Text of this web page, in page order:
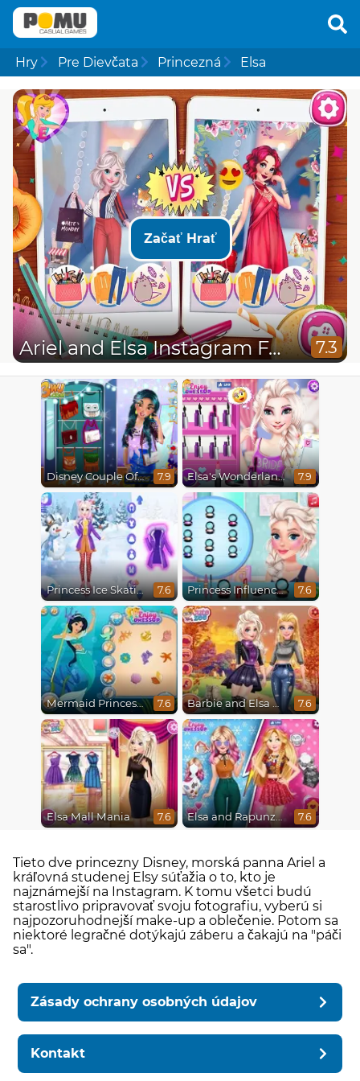
Hry Pre Dievčata Princezná Elsa
Začať Hrať
Ariel and Elsa Instagram Famous 7.3
Disney Couple Of The Year 7.9 Elsa's Wonderland Wedding 7.9
Princess Ice Skating Adventure 7.6 Princess Influencer Winter Wonderland 7.6
Mermaid Princesses 7.6 Barbie and Elsa Autumn Patterns 7.6
Elsa Mall Mania 7.6 Elsa and Rapunzel Princess Rivalry 7.6
Tieto dve princezny Disney, morská panna Ariel a
kráľovná studenej Elsy súťažia o to, kto je
najznámejší na Instagram. K tomu všetci budú
starostlivo pripravovať svoju fotografiu, vyberú si
najpozoruhodnejší make-up a oblečenie. Potom sa
niektoré legračné dotýkajú záberu a čakajú na "páči
sa".
Zásady ochrany osobných údajov
Kontakt